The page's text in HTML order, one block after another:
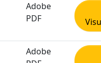
Adobe
PDF
Adobe